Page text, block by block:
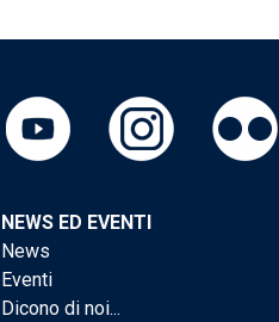
NEWS ED EVENTI
News
Eventi
Dicono di noi...